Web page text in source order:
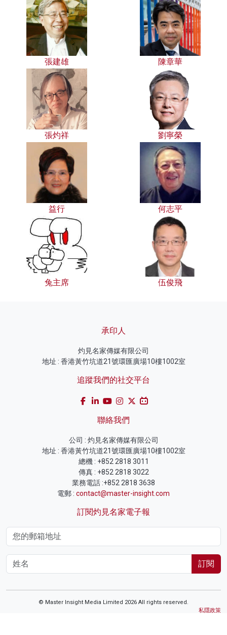
張建雄 陳章華
張灼祥 劉寧榮
益行 何志平
兔主席 伍俊飛
承印人
灼見名家傳媒有限公司
地址 : 香港黃竹坑道21號環匯廣場10樓1002室
追蹤我們的社交平台
聯絡我們
公司 : 灼見名家傳媒有限公司
地址 : 香港黃竹坑道21號環匯廣場10樓1002室
總機 : +852 2818 3011
傳真 : +852 2818 3022
業務電話 :+852 2818 3638
電郵 : contact@master-insight.com
訂閱灼見名家電子報
訂閱
© Master Insight Media Limited 2026 All rights reserved.
私隱政策